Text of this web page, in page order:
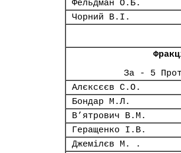
Фельдман О.Б.
Чорний В.І.
За - 5
Алєксєєв С.О.
Бондар М.Л.
В’ятрович В.М.
Геращенко І.В.
Джемілєв М. .